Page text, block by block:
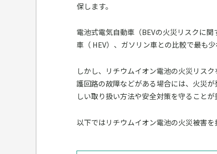
保します。
電池式電気自動車（BEVの火災リスクに
車（ HEV）、ガソリン車との比較で最も
しかし、リチウムイオン電池の火災リス
護回路の故障などがある場合には、火災
しい取り扱い方法や安全対策を守ることが
以下ではリチウムイオン電池の火災被害